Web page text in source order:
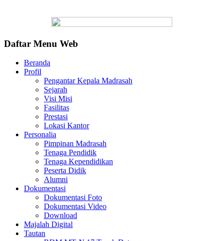
Daftar Menu Web
Beranda
Profil
Pengantar Kepala Madrasah
Sejarah
Visi Misi
Fasilitas
Prestasi
Lokasi Kantor
Personalia
Pimpinan Madrasah
Tenaga Pendidik
Tenaga Kependidikan
Peserta Didik
Alumni
Dokumentasi
Dokumentasi Foto
Dokumentasi Video
Download
Majalah Digital
Tautan